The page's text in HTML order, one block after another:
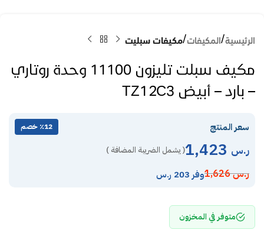
الرئيسية المكيفات مكيفات سبليت
مكيف سبلت تليزون 11100 وحدة روتاري
– بارد – أبيض TZ12C3
سعر المنتج ٪12 خصم
ر.س ( يشمل الضريبة المضافة )
ر.س1,626 وفر 203 ر.س
متوفر في المخزون